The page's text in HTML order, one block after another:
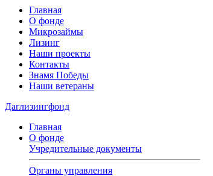
Главная
О фонде
Микрозаймы
Лизинг
Наши проекты
Контакты
Знамя Победы
Наши ветераны
Даглизингфонд
Главная
О фонде
Учредительные документы
Органы управления